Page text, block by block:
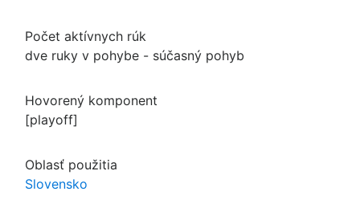
Počet aktívnych rúk
dve ruky v pohybe - súčasný pohyb
Hovorený komponent
[playoff]
Oblasť použitia
Slovensko